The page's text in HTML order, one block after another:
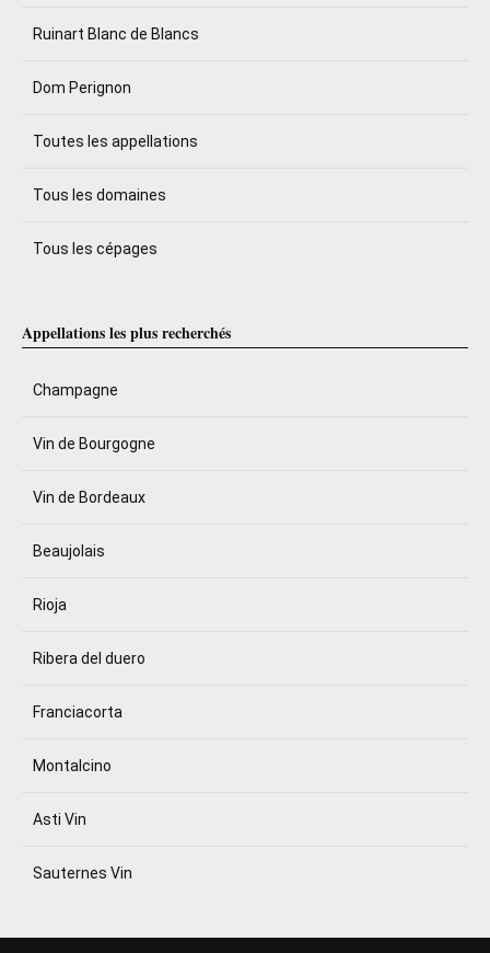
Ruinart Blanc de Blancs
Dom Perignon
Toutes les appellations
Tous les domaines
Tous les cépages
Appellations les plus recherchés
Champagne
Vin de Bourgogne
Vin de Bordeaux
Beaujolais
Rioja
Ribera del duero
Franciacorta
Montalcino
Asti Vin
Sauternes Vin